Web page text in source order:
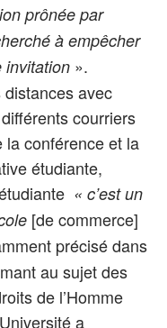
prônée par
à empêcher
invitation ».
distances avec
courriers
la conférence et la
étudiante,
« c’est un
[de commerce]
précisé dans
au sujet des
de l’Homme
a